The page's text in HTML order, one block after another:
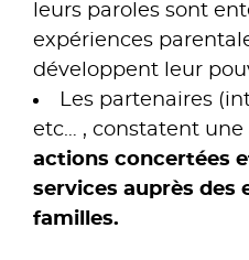
leurs paroles sont
expériences
développent leur
Les partenaires
etc… , constatent une
actions concertées
services auprès des
familles.